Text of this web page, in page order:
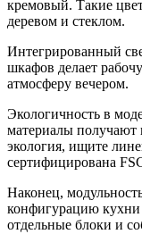
кремовый. Такие
деревом и стеклом.
Интегрированный
шкафов делает
атмосферу вечером.
Экологичность в
материалы получают
экология, ищите
сертифицирована
Наконец,
конфигурацию кухни
отдельные блоки и